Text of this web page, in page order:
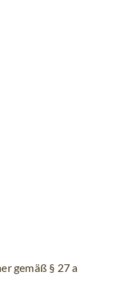
gemäß § 27 a